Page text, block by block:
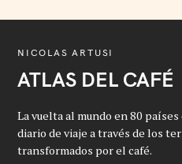
NICOLAS ARTUSI
ATLAS DEL CAFÉ
La vuelta al mundo en 80
diario de viaje a través de los
transformados por el café.